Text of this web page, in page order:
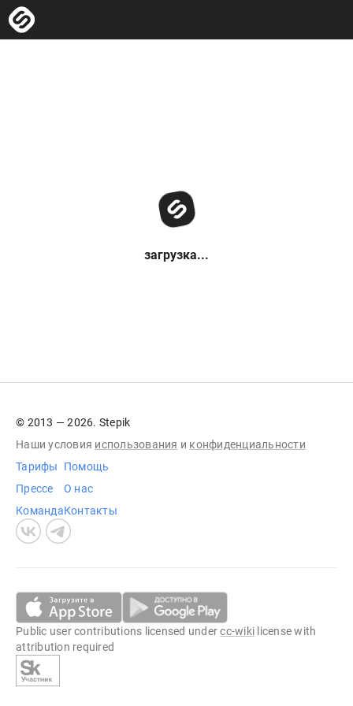
загрузка...
© 2013 — 2026. Stepik
Наши условия использования и конфиденциальности
Тарифы
Прессе
Команда
Помощь
О нас
Контакты
Public user contributions licensed undercc-wiki license with
attribution required